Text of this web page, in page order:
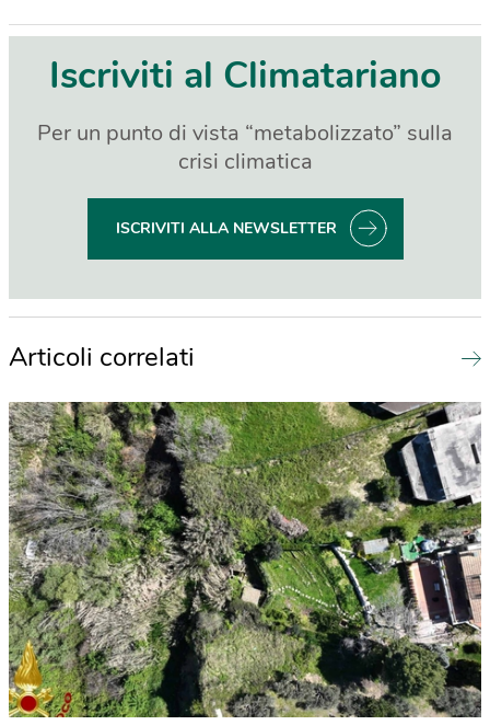
Iscriviti al Climatariano
Per un punto di vista “metabolizzato” sulla
crisi climatica
ISCRIVITI ALLA NEWSLETTER
Articoli correlati